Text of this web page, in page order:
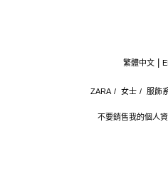
不要銷售我的個人
ZARA / 女士 / 服飾
繁體中文